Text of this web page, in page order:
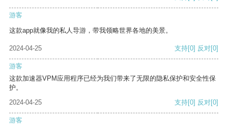
游客
这款app就像我的私人导游，带我领略世界各地的美景。
2024-04-25 支持[0] 反对[0]
游客
这款加速器VPM应用程序已经为我们带来了无限的隐私保护和安全性保
护。
2024-04-25
支持[0] 反对[0]
游客